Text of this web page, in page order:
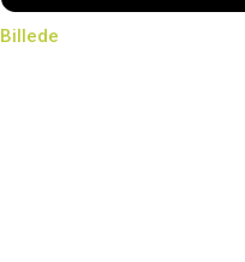
Billede